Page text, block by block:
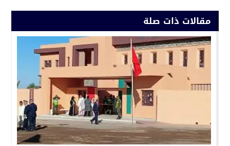
مقالات ذات صلة